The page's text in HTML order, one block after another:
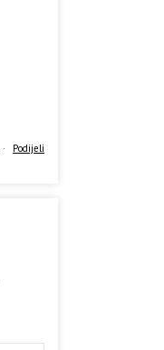
· Podijeli